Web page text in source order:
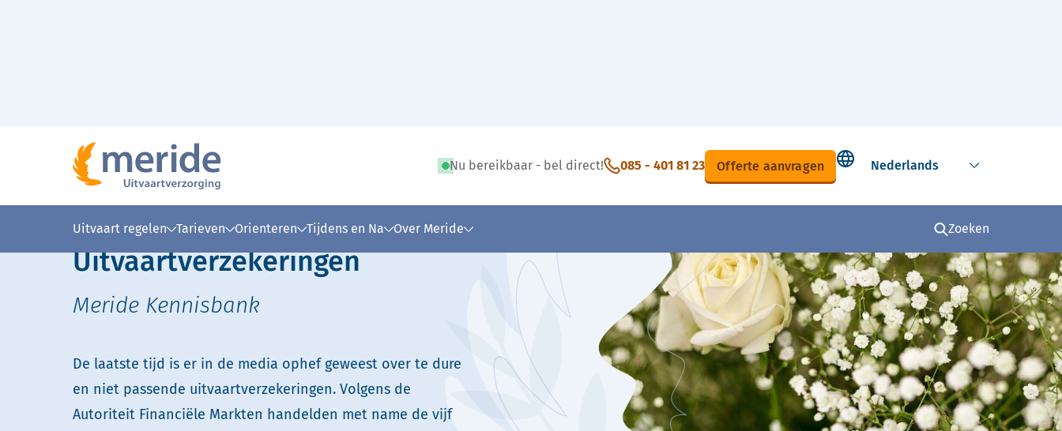
Nu bereikbaar - bel direct! 085 - 401 81 23 Offerte aanvragen
Select language
Uitvaart regelen Tarieven Orienteren Tijdens en Na Over Meride Zoeken
Home
>
Oriënteren
>
Kennisbank
Lees voor Uitleg woorden Simpele tekst
Uitvaartverzekeringen
Meride Kennisbank
De laatste tijd is er in de media ophef geweest over te dure
en niet passende uitvaartverzekeringen. Volgens de
Autoriteit Financiële Markten handelden met name de vijf